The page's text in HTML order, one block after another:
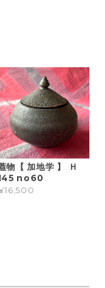
物【 加地学 】 Ｈ
no60